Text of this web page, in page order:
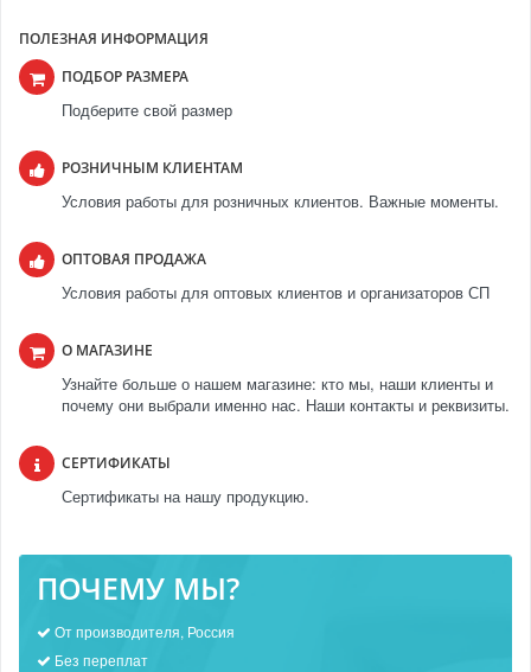
ПОЛЕЗНАЯ ИНФОРМАЦИЯ
ПОДБОР РАЗМЕРА
Подберите свой размер
РОЗНИЧНЫМ КЛИЕНТАМ
Условия работы для розничных клиентов. Важные моменты.
ОПТОВАЯ ПРОДАЖА
Условия работы для оптовых клиентов и организаторов СП
О МАГАЗИНЕ
Узнайте больше о нашем магазине: кто мы, наши клиенты и
почему они выбрали именно нас. Наши контакты и реквизиты.
СЕРТИФИКАТЫ
Сертификаты на нашу продукцию.
ПОЧЕМУ МЫ?
От производителя, Россия
Без переплат